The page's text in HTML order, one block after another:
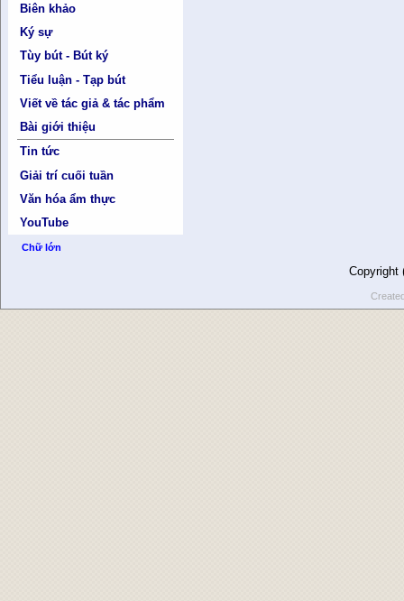
Biên khảo
Ký sự
Tùy bút - Bút ký
Tiểu luận - Tạp bút
Viết về tác giả & tác phẩm
Bài giới thiệu
Tin tức
Giải trí cuối tuần
Văn hóa ẩm thực
YouTube
Chữ lớn
Copyright